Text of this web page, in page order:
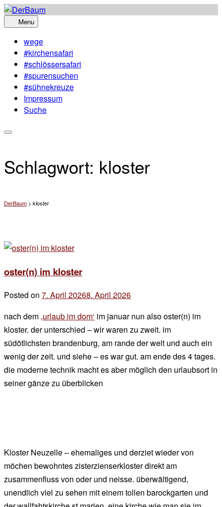
Skip
to
Menu
wege
#kirchensafari
#schlössersafari
#spurensuchen
#sühnekreuze
Impressum
Suche
Schlagwort: kloster
DerBaum > kloster
oster(n) im kloster
Posted on 7. April 20268. April 2026
chef
nach dem ‚urlaub im dom‘ im januar nun also oster(n) im
kloster. der unterschied – wir waren zu zweit. im
südötlichsten brandenburg, am rande der welt und auch ein
wenig der zeit. und siehe – es war gut. am ende des 4 tages.
die moderne technik macht es aber möglich den urlaubsort in
seiner gänze zu überblicken
Kloster Neuzelle – ehemaliges und derziet wieder von
möchen bewohntes zisterzienserkloster direkt am
zusammenfluss von oder und neisse. überwältigend,
unendlich viel zu sehen mit einem tollen barockgarten und